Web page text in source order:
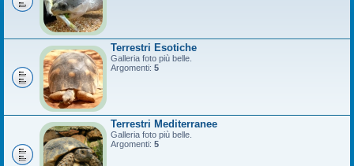
Terrestri Esotiche
Galleria foto più belle.
Argomenti: 5
Terrestri Mediterranee
Galleria foto più belle.
Argomenti: 5